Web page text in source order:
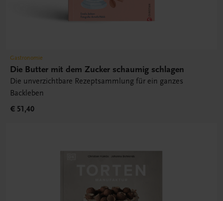
Gastronomie
Die Butter mit dem Zucker schaumig schlagen
Die unverzichtbare Rezeptsammlung für ein ganzes
Backleben
€ 51,40